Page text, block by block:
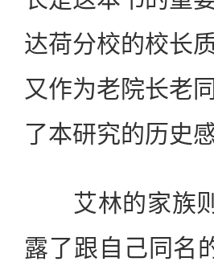
达荷分校的校长
又作为老院长老
了本研究的历史
艾林的家族则
露了跟自己同名